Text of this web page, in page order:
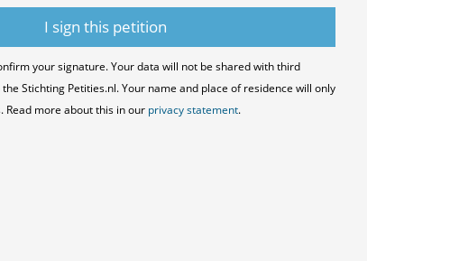
your signature. Your data will not be shared with third
Stichting Petities.nl. Your name and place of residence will only
Read more about this in our privacy statement.